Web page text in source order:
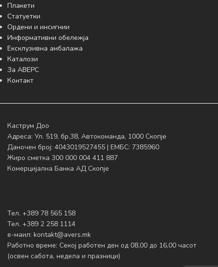
Плакети
Статуетки
Ордени и инсигнии
Информативни обележја
Ексклузивна амбалажа
Каталози
За АВЕРС
Контакт
Каструм Доо
Адреса: Ул. 519, бр.38, Автокоманда, 1000 Скопје
Даночен број: 4043019527455 | ЕМБС: 7385960
Жиро сметка 300 000 004 411 887
Комерцијална Банка АД Скопје
Тел. +389 78 565 158
Тел. +389 2 258 1114
е-маил: kontakt@avers.mk
Работно време: Секој работен ден од 08,00 до 16,00 часот
(освен сабота, недела и празници)